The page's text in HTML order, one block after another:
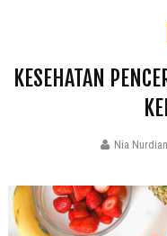
KESEHATAN
Nia